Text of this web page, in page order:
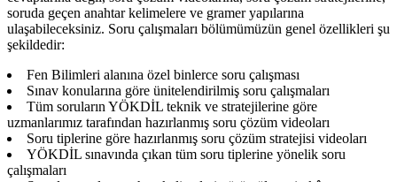
soruda geçen anahtar kelimelere ve gramer yapılarına
ulaşabileceksiniz. Soru çalışmaları bölümümüzün genel özellikleri şu
şekildedir:
Fen Bilimleri alanına özel binlerce soru çalışması
Sınav konularına göre ünitelendirilmiş soru çalışmaları
Tüm soruların YÖKDİL teknik ve stratejilerine göre
uzmanlarımız tarafından hazırlanmış soru çözüm videoları
Soru tiplerine göre hazırlanmış soru çözüm stratejisi videoları
YÖKDİL sınavında çıkan tüm soru tiplerine yönelik soru
çalışmaları